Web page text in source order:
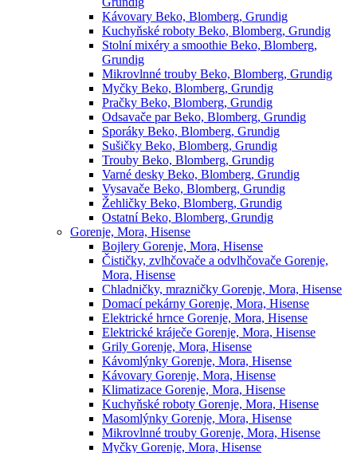
Kávovary Beko, Blomberg, Grundig
Kuchyňské roboty Beko, Blomberg, Grundig
Stolní mixéry a smoothie Beko, Blomberg,
Grundig
Mikrovlnné trouby Beko, Blomberg, Grundig
Myčky Beko, Blomberg, Grundig
Pračky Beko, Blomberg, Grundig
Odsavače par Beko, Blomberg, Grundig
Sporáky Beko, Blomberg, Grundig
Sušičky Beko, Blomberg, Grundig
Trouby Beko, Blomberg, Grundig
Varné desky Beko, Blomberg, Grundig
Vysavače Beko, Blomberg, Grundig
Žehličky Beko, Blomberg, Grundig
Ostatní Beko, Blomberg, Grundig
Gorenje, Mora, Hisense
Bojlery Gorenje, Mora, Hisense
Čističky, zvlhčovače a odvlhčovače Gorenje,
Mora, Hisense
Chladničky, mrazničky Gorenje, Mora, Hisense
Domací pekárny Gorenje, Mora, Hisense
Elektrické hrnce Gorenje, Mora, Hisense
Elektrické kráječe Gorenje, Mora, Hisense
Grily Gorenje, Mora, Hisense
Kávomlýnky Gorenje, Mora, Hisense
Kávovary Gorenje, Mora, Hisense
Klimatizace Gorenje, Mora, Hisense
Kuchyňské roboty Gorenje, Mora, Hisense
Masomlýnky Gorenje, Mora, Hisense
Mikrovlnné trouby Gorenje, Mora, Hisense
Myčky Gorenje, Mora, Hisense